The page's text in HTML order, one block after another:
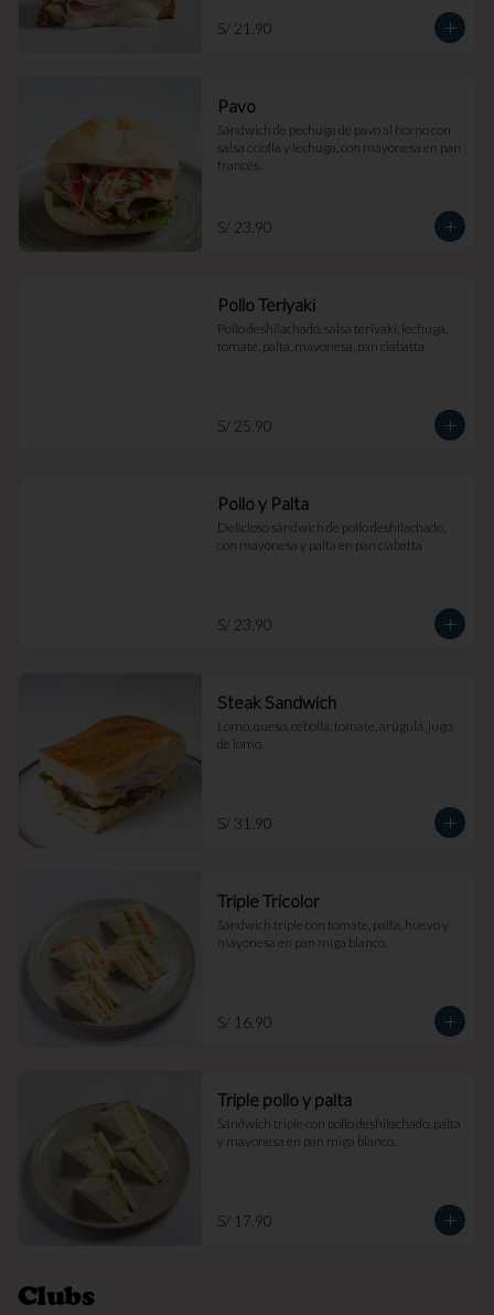
S/ 21.90
Pavo
Sándwich de pechuga de pavo al horno con
salsa criolla y lechuga, con mayonesa en pan
francés.
S/ 23.90
Pollo Teriyaki
Pollo deshilachado, salsa teriyaki, lechuga,
tomate, palta, mayonesa, pan ciabatta
S/ 25.90
Pollo y Palta
Delicioso sándwich de pollo deshilachado,
con mayonesa y palta en pan ciabatta
S/ 23.90
Steak Sandwich
Lomo, queso, cebolla, tomate, arúgula, jugo
de lomo.
S/ 31.90
Triple Tricolor
Sándwich triple con tomate, palta, huevo y
mayonesa en pan miga blanco.
S/ 16.90
Triple pollo y palta
Sándwich triple con pollo deshilachado, palta
y mayonesa en pan miga blanco.
S/ 17.90
Clubs